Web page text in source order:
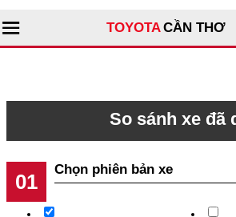
TOYOTACẦN THƠ
Sản phẩm
Dịch vụ
So sánh xe đã
Bước 1